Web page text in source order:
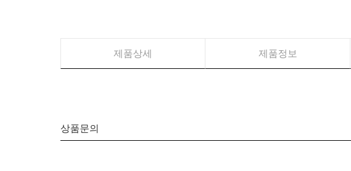
제품상세 제품정보
상품문의